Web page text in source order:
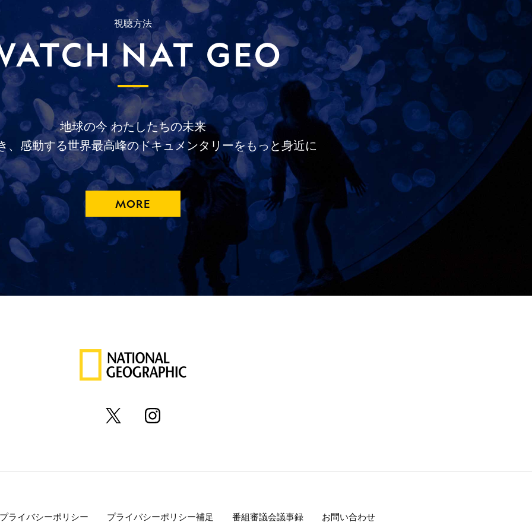
視聴方法
NAT GEO
地球の今わたしたちの未来
、 感動する世界最高峰のドキュメンタリーをもっと身近に
MORE
ライバシーポリシー プライバシーポリシー補足 番組審議会議事録 お問い合わせ